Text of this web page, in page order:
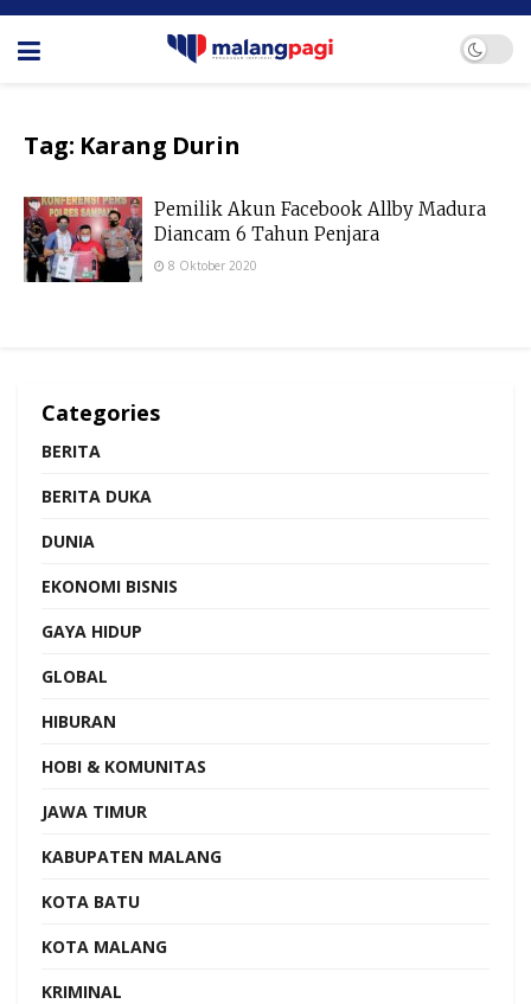
Tag: Karang Durin
Pemilik Akun Facebook Allby Madura
Diancam 6 Tahun Penjara
8 Oktober 2020
Categories
BERITA
BERITA DUKA
DUNIA
EKONOMI BISNIS
GAYA HIDUP
GLOBAL
HIBURAN
HOBI & KOMUNITAS
JAWA TIMUR
KABUPATEN MALANG
KOTA BATU
KOTA MALANG
KRIMINAL